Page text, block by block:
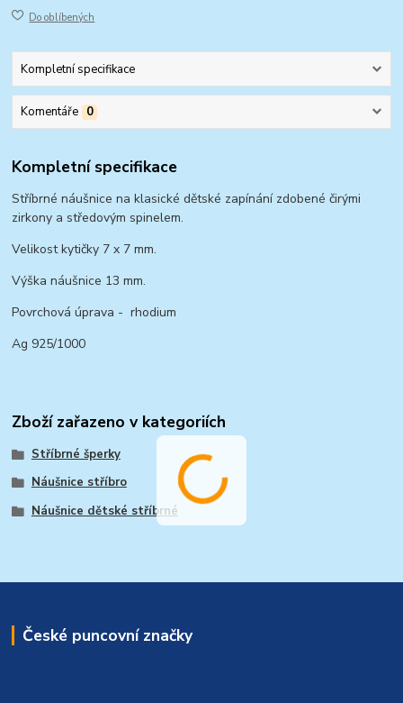
Do oblíbených
Kompletní specifikace
Komentáře 0
Kompletní specifikace
Stříbrné náušnice na klasické dětské zapínání zdobené čirými
zirkony a středovým spinelem.
Velikost kytičky 7 x 7 mm.
Výška náušnice 13 mm.
Povrchová úprava - rhodium
Ag 925/1000
Zboží zařazeno v kategoriích
Stříbrné šperky
Náušnice stříbro
Náušnice dětské stříbrné
České puncovní značky